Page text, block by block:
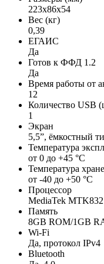
223х86х54
Вес (кг)
0,39
ЕГАИС
Да
Готов к ФФД 1.2
Да
Время работы от
12
Количество USB
1
Экран
5,5”, ёмкостный
Температура
от 0 до +45 °С
Температура
от -40 до +50 °С
Процессор
MediaTek
Память
8GB ROM/1GB
Wi-Fi
Да, протокол IPv4
Bluetooth